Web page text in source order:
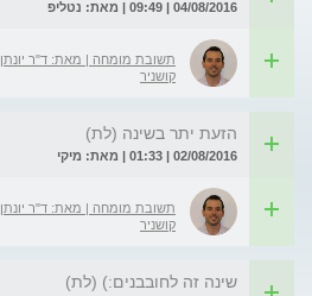
04/08/2016 | 09:49 | מאת: נטליפ
תשובת מומחה | מאת: ד"ר יונתן
קושניר
הזעת יתר בשינה (לת)
02/08/2016 | 01:33 | מאת: מיקי
תשובת מומחה | מאת: ד"ר יונתן
קושניר
שינה זה לחובבנים:) (לת)